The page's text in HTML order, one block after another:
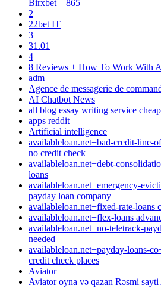
Birxbet – 865
2
22bet IT
3
31.01
4
8 Reviews + How To Work With
adm
Agence de messagerie de
AI Chatbot News
all blog essay writing service cheap
apps reddit
Artificial intelligence
availableloan.net+bad-credit-line-
no credit check
availableloan.net+debt-
loans
availableloan.net+emergency-
payday loan company
availableloan.net+fixed-rate-loans
availableloan.net+flex-loans
availableloan.net+no-teletrack-
needed
availableloan.net+payday-loans-
credit check places
Aviator
Aviator oyna və qazan Rəsmi